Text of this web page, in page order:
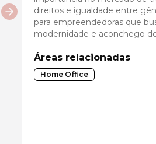
Next slide
direitos e igualdade entre
para empreendedoras que
modernidade e aconchego
Áreas relacionadas
Home Office